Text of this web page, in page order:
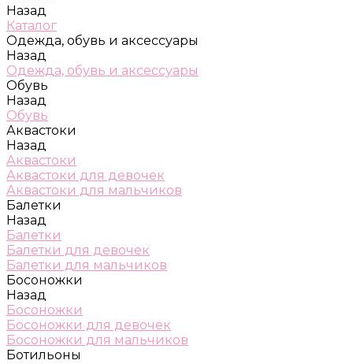
Назад
Каталог
Одежда, обувь и аксессуары
Назад
Одежда, обувь и аксессуары
Обувь
Назад
Обувь
Аквастоки
Назад
Аквастоки
Аквастоки для девочек
Аквастоки для мальчиков
Балетки
Назад
Балетки
Балетки для девочек
Балетки для мальчиков
Босоножки
Назад
Босоножки
Босоножки для девочек
Босоножки для мальчиков
Ботильоны